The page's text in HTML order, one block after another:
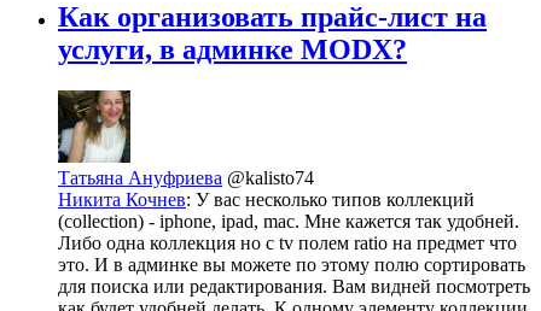
Как организовать прайс-лист на
услуги, в админке MODX?
Татьяна Ануфриева @kalisto74
Никита Кочнев: У вас несколько типов коллекций
(collection) - iphone, ipad, mac. Мне кажется так удобней.
Либо одна коллекция но с tv полем ratio на предмет что
это. И в админке вы можете по этому полю сортировать
для поиска или редактирования. Вам видней посмотреть